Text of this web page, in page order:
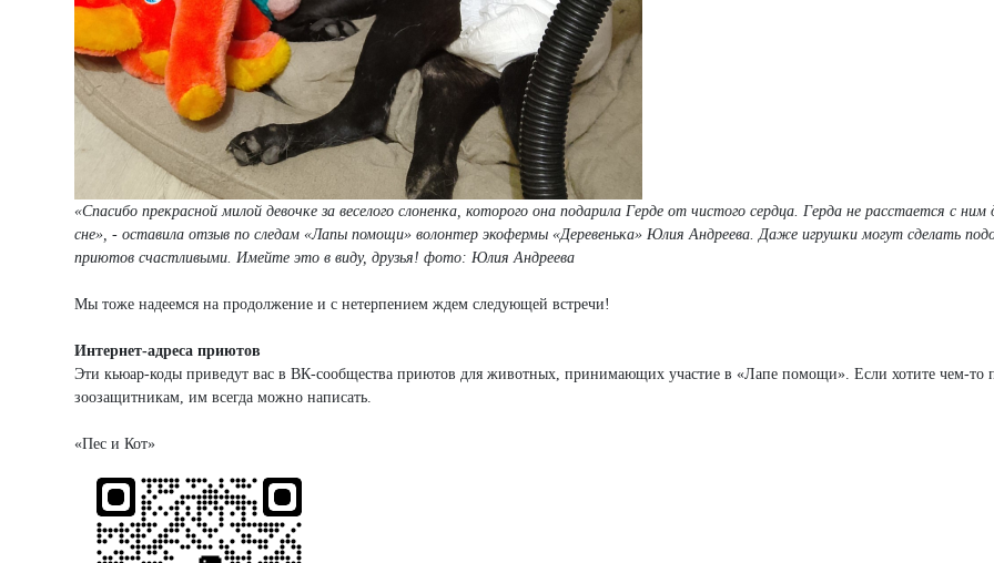
«Спасибо прекрасной милой девочке за веселого слоненка, которого она подарила Герде от чистого сердца. Герда не расстается с
сне», - оставила отзыв по следам «Лапы помощи» волонтер экофермы «Деревенька» Юлия Андреева. Даже игрушки могут сделать
приютов счастливыми. Имейте это в виду, друзья! фото: Юлия Андреева
Мы тоже надеемся на продолжение и с нетерпением ждем следующей встречи!
Интернет-адреса приютов
Эти кьюар-коды приведут вас в ВК-сообщества приютов для животных, принимающих участие в «Лапе помощи». Если хотите чем-то
зоозащитникам, им всегда можно написать.
«Пес и Кот»